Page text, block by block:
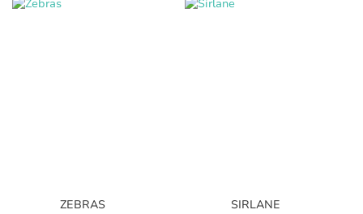
ZEBRAS SIRLANE